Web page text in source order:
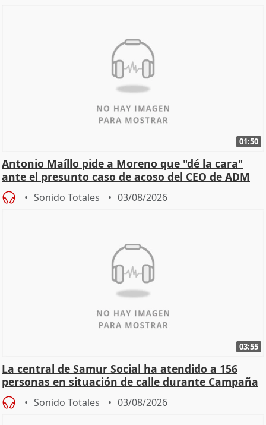
01:50
Antonio Maíllo pide a Moreno que "dé la cara"
ante el presunto caso de acoso del CEO de ADM
Sonido Totales 03/08/2026
03:55
La central de Samur Social ha atendido a 156
personas en situación de calle durante Campaña
de Calor
Sonido Totales 03/08/2026